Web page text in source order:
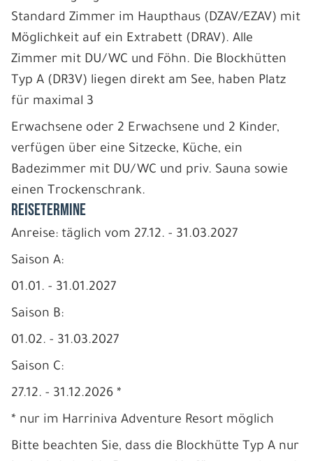
Standard Zimmer im Haupthaus (DZAV/EZAV) mit
Möglichkeit auf ein Extrabett (DRAV). Alle
Zimmer mit DU/WC und Föhn. Die Blockhütten
Typ A (DR3V) liegen direkt am See, haben Platz
für maximal 3
Erwachsene oder 2 Erwachsene und 2 Kinder,
verfügen über eine Sitzecke, Küche, ein
Badezimmer mit DU/WC und priv. Sauna sowie
einen Trockenschrank.
REISETERMINE
Anreise: täglich vom 27.12. - 31.03.2027
Saison A:
01.01. - 31.01.2027
Saison B:
01.02. - 31.03.2027
Saison C:
27.12. - 31.12.2026 *
* nur im Harriniva Adventure Resort möglich
Bitte beachten Sie, dass die Blockhütte Typ A nur